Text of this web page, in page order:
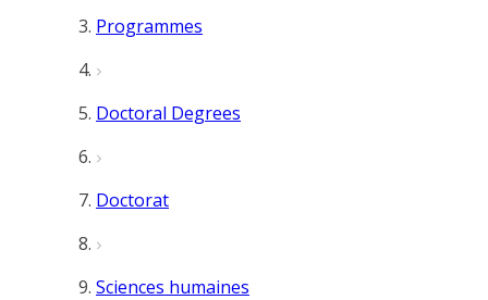
Programmes
Doctoral Degrees
Doctorat
Sciences humaines